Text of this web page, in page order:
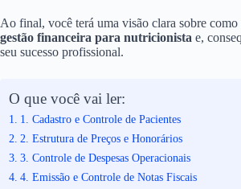
Ao final, você terá uma visão clara sobre como
gestão financeira para nutricionista e,
seu sucesso profissional.
O que você vai ler:
1. Cadastro e Controle de Pacientes
2. Estrutura de Preços e Honorários
3. Controle de Despesas Operacionais
4. Emissão e Controle de Notas Fiscais